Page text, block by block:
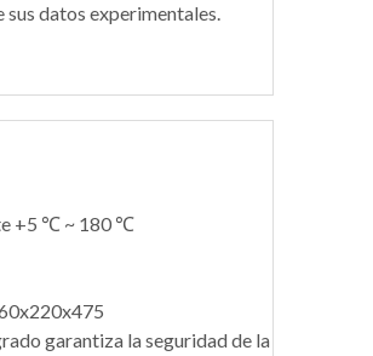
sus datos experimentales.
+5 ℃ ~ 180 ℃
garantiza la seguridad de la